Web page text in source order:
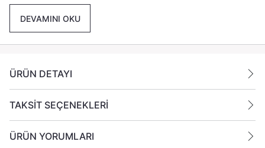
Ek Bilgiler:
edin.
DEVAMINI OKU
ÜRÜN DETAYI
TAKSİT SEÇENEKLERİ
ÜRÜN YORUMLARI